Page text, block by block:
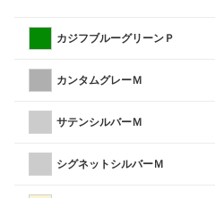
カジフブルーグリーンＰ
カンタムグレーＭ
サテンシルバーＭ
シグネットシルバーＭ